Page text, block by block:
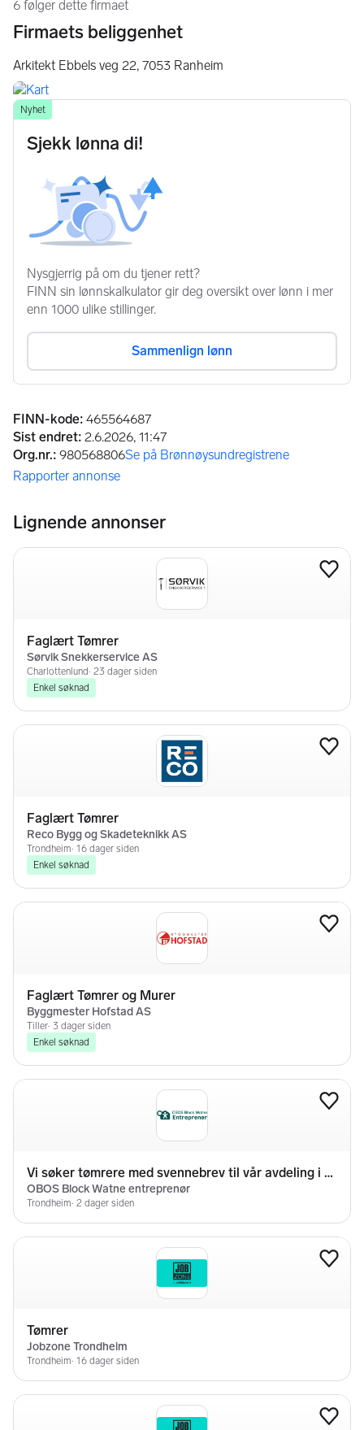
6 følger dette firmaet
Firmaets beliggenhet
Arkitekt Ebbels veg 22, 7053 Ranheim
Annonseinformasjon
FINN-kode: 465564687
Sist endret: 2.6.2026, 11:47
Org.nr.: 980568806Se på Brønnøysundregistrene
(åpnes i ny fane)
Rapporter annonse